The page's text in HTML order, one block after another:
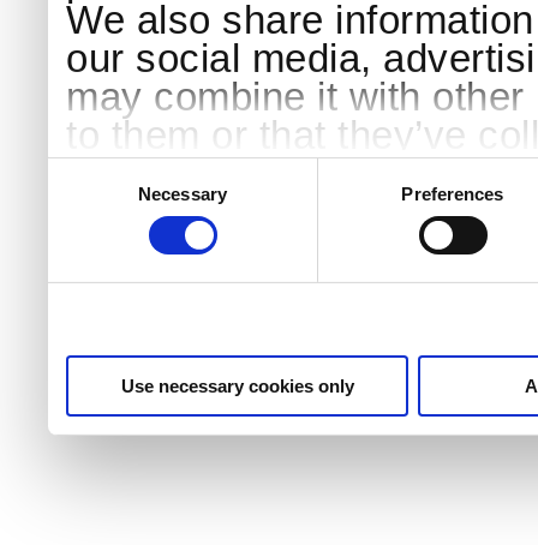
We also share
our social media,
may combine it with
to them or that they’ve
Consent
Necessary Preferences
Use necessary cookies only